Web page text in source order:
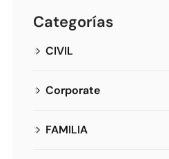
Categorías
CIVIL
Corporate
FAMILIA